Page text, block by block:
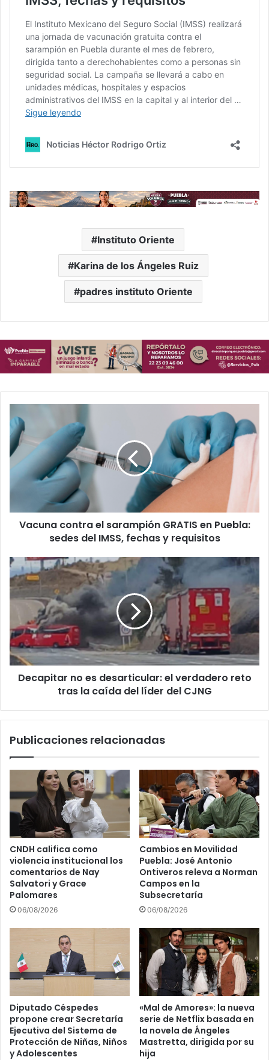
Instituto Oriente
Karina de los Ángeles Ruiz
padres instituto Oriente
contra
el
sarampión
GRATIS
del
IMSS,
requisitos
Vacuna contra el sarampión GRATIS en Puebla:
sedes del IMSS, fechas y requisitos
Decapitar
no
es
desarticular:
verdadero
reto
tras
la
caída
Decapitar no es desarticular: el verdadero reto
tras la caída del líder del CJNG
Publicaciones relacionadas
CNDH califica como
violencia institucional los
comentarios de Nay
Salvatori y Grace
Palomares
06/08/2026
Cambios en Movilidad
Puebla: José Antonio
Ontiveros releva a Norman
Campos en la
Subsecretaría
06/08/2026
Diputado Céspedes
propone crear Secretaría
Ejecutiva del Sistema de
Protección de Niñas, Niños
y Adolescentes
«Mal de Amores»: la nueva
serie de Netflix basada en
la novela de Ángeles
Mastretta, dirigida por su
hija